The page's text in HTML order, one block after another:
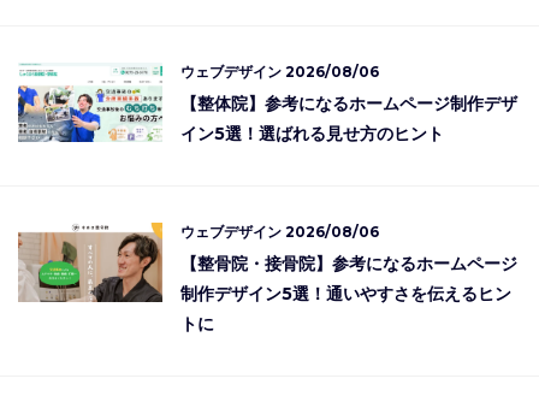
ウェブデザイン 2026/08/06
【整体院】参考になるホームページ制作デザ
イン5選！選ばれる見せ方のヒント
ウェブデザイン 2026/08/06
【整骨院・接骨院】参考になるホームページ
制作デザイン5選！通いやすさを伝えるヒン
トに